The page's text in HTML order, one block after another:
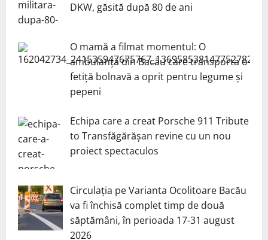
DKW, găsită după 80 de ani
O mamă a filmat momentul: O
ambulanță din Bacău care transporta o
fetiță bolnavă a oprit pentru legume și
pepeni
Echipa care a creat Porsche 911 Tribute
to Transfăgărășan revine cu un nou
proiect spectaculos
Circulația pe Varianta Ocolitoare Bacău
va fi închisă complet timp de două
săptămâni, în perioada 17-31 august
2026